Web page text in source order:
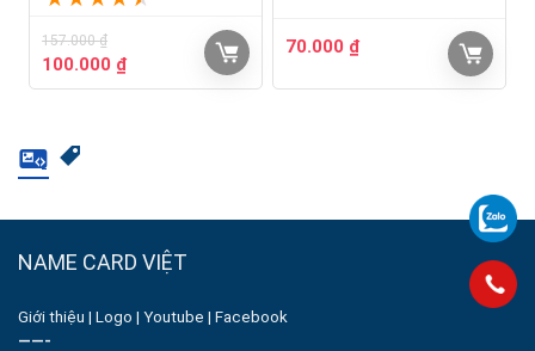
157.000₫
100.000 ₫
70.000 ₫
NAME CARD VIỆT
Giới thiệu | Logo | Youtube | Facebook
——-